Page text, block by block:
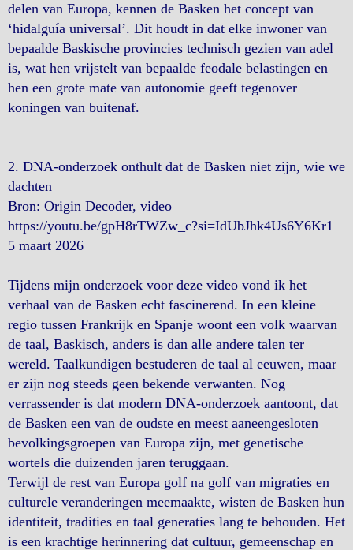
delen van Europa, kennen de Basken het concept van
‘hidalguía universal’. Dit houdt in dat elke inwoner van
bepaalde Baskische provincies technisch gezien van adel
is, wat hen vrijstelt van bepaalde feodale belastingen en
hen een grote mate van autonomie geeft tegenover
koningen van buitenaf.
2. DNA-onderzoek onthult dat de Basken niet zijn, wie we
dachten
Bron: Origin Decoder, video
https://youtu.be/gpH8rTWZw_c?si=IdUbJhk4Us6Y6Kr1
5 maart 2026
Tijdens mijn onderzoek voor deze video vond ik het
verhaal van de Basken echt fascinerend. In een kleine
regio tussen Frankrijk en Spanje woont een volk waarvan
de taal, Baskisch, anders is dan alle andere talen ter
wereld. Taalkundigen bestuderen de taal al eeuwen, maar
er zijn nog steeds geen bekende verwanten. Nog
verrassender is dat modern DNA-onderzoek aantoont, dat
de Basken een van de oudste en meest aaneengesloten
bevolkingsgroepen van Europa zijn, met genetische
wortels die duizenden jaren teruggaan.
Terwijl de rest van Europa golf na golf van migraties en
culturele veranderingen meemaakte, wisten de Basken hun
identiteit, tradities en taal generaties lang te behouden. Het
is een krachtige herinnering dat cultuur, gemeenschap en